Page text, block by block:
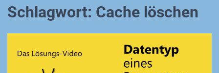
Schlagwort: Cache löschen